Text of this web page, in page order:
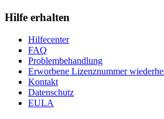
Hilfe erhalten
Hilfecenter
FAQ
Problembehandlung
Erworbene Lizenznummer
Kontakt
Datenschutz
EULA